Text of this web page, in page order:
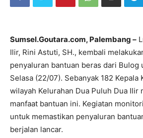
Sumsel.Goutara.com, Palembang –
Ilir, Rini Astuti, SH., kembali
penyaluran bantuan beras dari Bulog
Selasa (22/07). Sebanyak 182 Kepala
wilayah Kelurahan Dua Puluh Dua Ilir
manfaat bantuan ini. Kegiatan
untuk memastikan penyaluran
berjalan lancar.